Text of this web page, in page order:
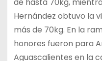
Hernández obtuvo la
más de 70kg. En la
honores fueron para
Aguascalientes en la